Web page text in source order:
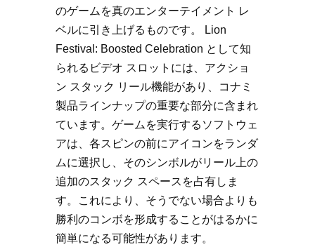
のゲームを真のエンターテイメント レ
ベルに引き上げるものです。 Lion
Festival: Boosted Celebration として知
られるビデオ スロットには、アクショ
ン スタック リール機能があり、コナミ
製品ラインナップの重要な部分に含まれ
ています。ゲームを実行するソフトウェ
アは、各スピンの前にアイコンをランダ
ムに選択し、そのシンボルがリール上の
追加のスタック スペースを占有しま
す。これにより、そうでない場合よりも
勝利のコンボを形成することがはるかに
簡単になる可能性があります。